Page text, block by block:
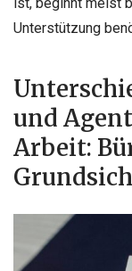
Unterstützung
und
Arbeit: